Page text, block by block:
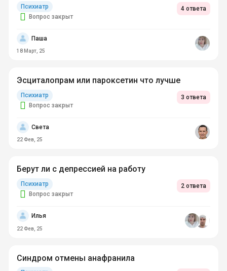
Психиатр
Вопрос закрыт
4 ответа
Паша
18 Март, 25
Эсциталопрам или пароксетин что лучше
Психиатр
Вопрос закрыт
3 ответа
Света
22 Фев, 25
Берут ли с депрессией на работу
Психиатр
Вопрос закрыт
2 ответа
Илья
22 Фев, 25
Синдром отмены анафранила